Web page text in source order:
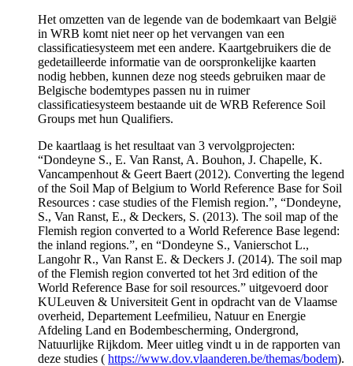
Het omzetten van de legende van de bodemkaart van België
in WRB komt niet neer op het vervangen van een
classificatiesysteem met een andere. Kaartgebruikers die de
gedetailleerde informatie van de oorspronkelijke kaarten
nodig hebben, kunnen deze nog steeds gebruiken maar de
Belgische bodemtypes passen nu in ruimer
classificatiesysteem bestaande uit de WRB Reference Soil
Groups met hun Qualifiers.
De kaartlaag is het resultaat van 3 vervolgprojecten:
“Dondeyne S., E. Van Ranst, A. Bouhon, J. Chapelle, K.
Vancampenhout & Geert Baert (2012). Converting the legend
of the Soil Map of Belgium to World Reference Base for Soil
Resources : case studies of the Flemish region.”, “Dondeyne,
S., Van Ranst, E., & Deckers, S. (2013). The soil map of the
Flemish region converted to a World Reference Base legend:
the inland regions.”, en “Dondeyne S., Vanierschot L.,
Langohr R., Van Ranst E. & Deckers J. (2014). The soil map
of the Flemish region converted tot het 3rd edition of the
World Reference Base for soil resources.” uitgevoerd door
KULeuven & Universiteit Gent in opdracht van de Vlaamse
overheid, Departement Leefmilieu, Natuur en Energie
Afdeling Land en Bodembescherming, Ondergrond,
Natuurlijke Rijkdom. Meer uitleg vindt u in de rapporten van
deze studies ( https://www.dov.vlaanderen.be/themas/bodem).